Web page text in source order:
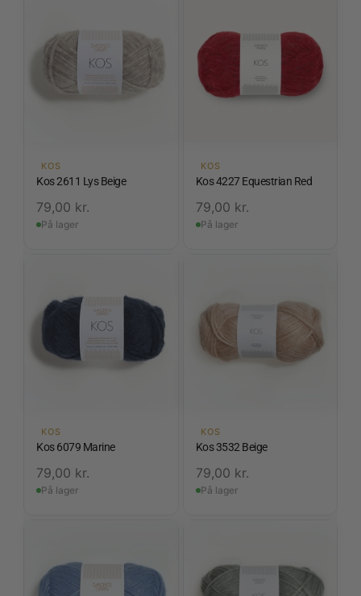
KOS
Kos 2611 Lys Beige
79,00 kr.
På lager
KOS
Kos 4227 Equestrian Red
79,00 kr.
På lager
KOS
Kos 6079 Marine
79,00 kr.
På lager
KOS
Kos 3532 Beige
79,00 kr.
På lager